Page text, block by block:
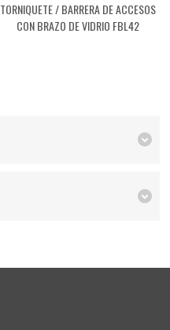
TORNIQUETE / BARRERA DE ACCESOS
CON BRAZO DE VIDRIO FBL42